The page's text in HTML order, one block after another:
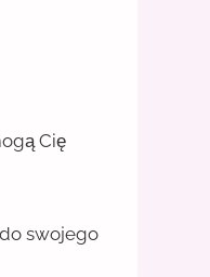
Cię
swojego